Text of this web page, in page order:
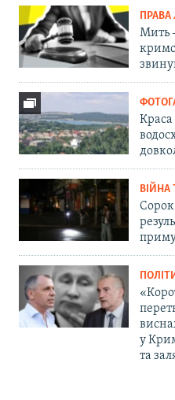
Мить
Краса
ВІЙНА
у
та